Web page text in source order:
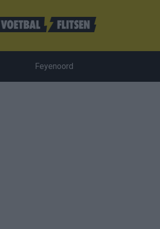
Feyenoord